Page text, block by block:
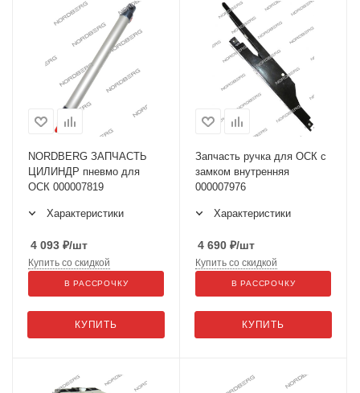
NORDBERG ЗАПЧАСТЬ
ЦИЛИНДР пневмо для
ОСК 000007819
Характеристики
4 093 ₽/шт
КУПИТЬ
Купить со скидкой
В РАССРОЧКУ
Запчасть ручка для ОСК с
замком внутренняя
000007976
Характеристики
4 690 ₽/шт
КУПИТЬ
Купить со скидкой
В РАССРОЧКУ